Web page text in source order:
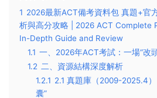
1 2026最新ACT備考資料包 真題+官
析與高分攻略 | 2026 ACT Complete
In-Depth Guide and Review
1.1 一、2026年ACT考試：一場“改
1.2 二、資源結構深度解析
1.2.1 2.1 真題庫（2009-2025.4
囊”